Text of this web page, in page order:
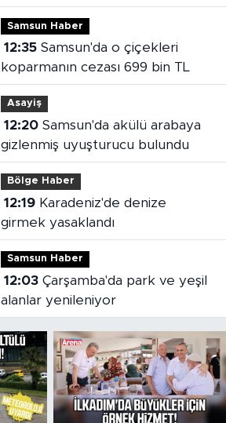
Samsun Haber
12:35Samsun'da o çiçekleri
koparmanın cezası 699 bin TL
Asayiş
12:20Samsun'da akülü arabaya
gizlenmiş uyuşturucu bulundu
Bölge Haber
12:19Karadeniz'de denize
girmek yasaklandı
Samsun Haber
12:03Çarşamba'da park ve yeşil
alanlar yenileniyor